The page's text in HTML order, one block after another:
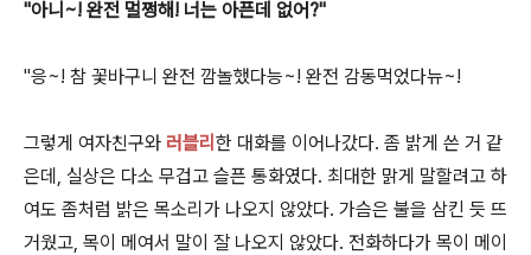
"아니~! 완전 멀쩡해! 너는 아픈데 없어?"
"응~! 참 꽃바구니 완전 깜놀했다능~! 완전 감동먹었다뉴~!
그렇게 여자친구와 러블리 한 대화를 이어나갔다. 좀 밝게 쓴 거 같
은데, 실상은 다소 무겁고 슬픈 통화였다. 최대한 맑게 말할려고 하
여도 좀처럼 밝은 목소리가 나오지 않았다. 가슴은 불을 삼킨 듯 뜨
거웠고, 목이 메여서 말이 잘 나오지 않았다. 전화하다가 목이 메이